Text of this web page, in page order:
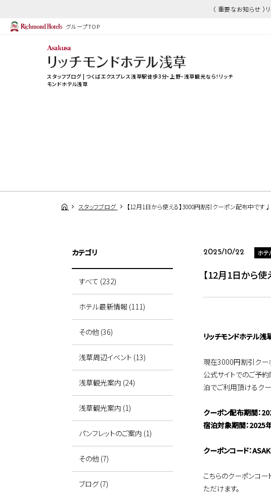
（ 重要なお知らせ
グループTOP
スタッフブログ | つくばエクスプレス浅草駅徒歩3分・上野・浅草観光なら！リッチ
モンドホテル浅草
スタッフブログ 【12月1日から使える】3000円割引クーポン配布中です♩
2025/10/22 ホ
【12月1日から
リッチモンドホテル浅
現在3000円割引クー
公式サイトでのご予
泊でご利用頂けるクー
クーポン配布期間：
宿泊対象期間：2025
クーポンコード：
こちらのクーポンコ
ただけます。
カテゴリ
すべて (232)
ホテル最新情報 (111)
その他 (36)
浅草周辺イベント (13)
浅草観光案内 (24)
浅草観光案内 (1)
パンフレットのご案内 (1)
その他 (7)
ブログ (7)